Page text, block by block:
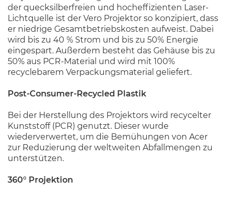
der quecksilberfreien und hocheffizienten Laser-
Lichtquelle ist der Vero Projektor so konzipiert, dass
er niedrige Gesamtbetriebskosten aufweist. Dabei
wird bis zu 40 % Strom und bis zu 50% Energie
eingespart. Außerdem besteht das Gehäuse bis zu
50% aus PCR-Material und wird mit 100%
recyclebarem Verpackungsmaterial geliefert.
Post-Consumer-Recycled Plastik
Bei der Herstellung des Projektors wird recycelter
Kunststoff (PCR) genutzt. Dieser wurde
wiederverwertet, um die Bemühungen von Acer
zur Reduzierung der weltweiten Abfallmengen zu
unterstützen.
360° Projektion